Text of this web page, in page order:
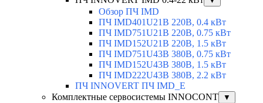
Обзор ПЧ IMD
ПЧ IMD401U21B 220В, 0.4 кВт
ПЧ IMD751U21B 220В, 0.75 кВт
ПЧ IMD152U21B 220В, 1.5 кВт
ПЧ IMD751U43B 380В, 0.75 кВт
ПЧ IMD152U43B 380В, 1.5 кВт
ПЧ IMD222U43B 380В, 2.2 кВт
ПЧ INNOVERT ПЧ IMD_E
Комплектные сервосистемы INNOCONT
▼